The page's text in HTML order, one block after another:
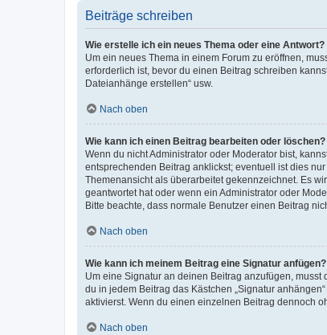
Beiträge schreiben
Wie erstelle ich ein neues Thema oder eine Antwort?
Um ein neues Thema in einem Forum zu eröffnen,
erforderlich ist, bevor du einen Beitrag schreiben
Dateianhänge erstellen“ usw.
Nach oben
Wie kann ich einen Beitrag bearbeiten oder löschen?
Wenn du nicht Administrator oder Moderator bist,
entsprechenden Beitrag anklickst; eventuell ist dies
Themenansicht als überarbeitet gekennzeichnet. Es
geantwortet hat oder wenn ein Administrator oder
Bitte beachte, dass normale Benutzer einen Beitrag
Nach oben
Wie kann ich meinem Beitrag eine Signatur anfügen?
Um eine Signatur an deinen Beitrag anzufügen,
du in jedem Beitrag das Kästchen „Signatur
aktivierst. Wenn du einen einzelnen Beitrag dennoch
Nach oben